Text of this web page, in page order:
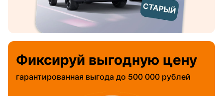
Фиксируй выгодную цену
гарантированная выгода до 500 000 рублей